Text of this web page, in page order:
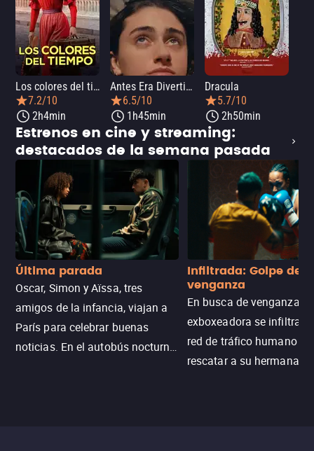
Los colores del tiempo
7.2/10
2h4min
Antes Era Divertida
6.5/10
1h45min
Dracula
5.7/10
2h50min
Estrenos en cine y streaming:
destacados de la semana pasada
Última parada
Oscar, Simon y Aïssa, tres
amigos de la infancia, viajan a
París para celebrar buenas
noticias. En el autobús nocturno
Infiltrada: Golpe de
venganza
En busca de venganza,
exboxeadora se infiltra
red de tráfico humano
rescatar a su hermana